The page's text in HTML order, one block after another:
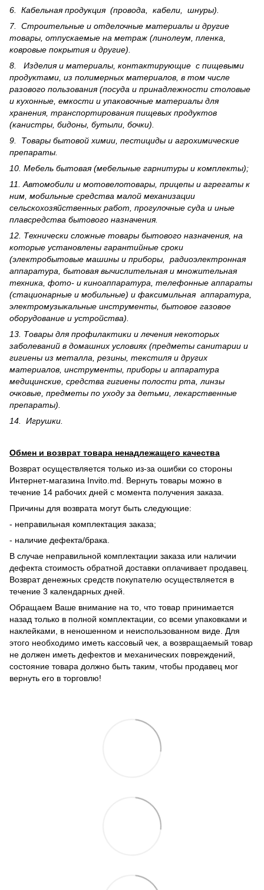
6. Кабельная продукция (провода, кабели, шнуры).
7. Строительные и отделочные материалы и другие
товары, отпускаемые на метраж (линолеум, пленка,
ковровые покрытия и другие).
8. Изделия и материалы, контактирующие с пищевыми
продуктами, из полимерных материалов, в том числе
разового пользования (посуда и принадлежности столовые
и кухонные, емкости и упаковочные материалы для
хранения, транспортирования пищевых продуктов
(канистры, бидоны, бутыли, бочки).
9. Товары бытовой химии, пестициды и агрохи­мические
препараты.
10. Мебель бытовая (мебельные гарнитуры и комплекты);
11. Автомобили и мотовелотовары, прицепы и агрегаты к
ним, мобильные средства малой механизации
сельскохозяйственных работ, прогулочные суда и иные
плавсредства бытового назначения.
12. Технически сложные товары бытового назна­чения, на
которые установлены гарантийные сроки
(электробытовые машины и приборы, радиоэлектронная
аппаратура, бытовая вычислительная и множительная
техника, фото- и киноаппаратура, телефонные аппараты
(стационарные и мобильные) и факсимильная аппаратура,
электрому­зыкальные инструменты, бытовое газовое
оборудование и устройства).
13. Товары для профилактики и лечения некоторых
заболеваний в домашних условиях (предметы санитарии и
гигиены из металла, резины, текстиля и других
материалов, инструменты, приборы и аппаратура
медицинские, средства гигиены полости рта, линзы
очковые, предметы по уходу за детьми, лекарственные
препараты).
14. Игрушки.
Обмен и возврат товара ненадлежащего качества
Возврат осуществляется только из-за ошибки со стороны
Интернет-магазина Invito.md. Вернуть товары можно в
течение 14 рабочих дней с момента получения заказа.
Причины для возврата могут быть следующие:
- неправильная комплектация заказа;
- наличие дефекта/брака.
В случае неправильной комплектации заказа или наличии
дефекта стоимость обратной доставки оплачивает продавец.
Возврат денежных средств покупателю осуществляется в
течение 3 календарных дней.
Обращаем Ваше внимание на то, что товар принимается
назад только в полной комплектации, со всеми упаковками и
наклейками, в неношенном и неиспользованном виде. Для
этого необходимо иметь кассовый чек, а возвращаемый товар
не должен иметь дефектов и механических повреждений,
состояние товара должно быть таким, чтобы продавец мог
вернуть его в торговлю!